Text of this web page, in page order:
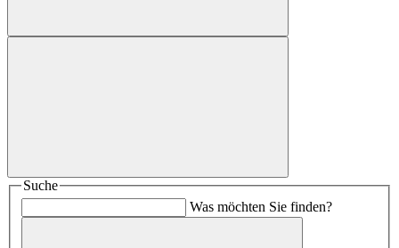
Suche
Was möchten Sie finden?